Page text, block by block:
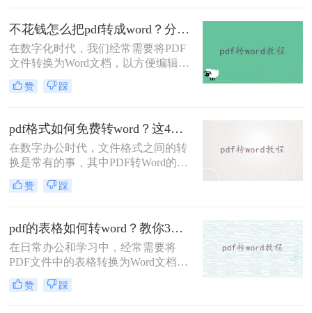
松实现PDF到Word的转换。
不花钱怎么把pdf转成word？分享这4种方法！
在数字化时代，我们经常需要将PDF
文件转换为Word文档，以方便编辑或
进一步处理。虽然市面上存在许多付
费软件能够高效完成这一任务，但也
标。那么不花钱怎么把pdf转成word
呢？本文将介绍几种无需花费任何费
用就能将PDF转换为Word文档的有效
途径。
赞 踩
pdf格式如何免费转word？这4种转换方法快来了解下！
在数字办公时代，文件格式之间的转
换是常有的事，其中PDF转Word的需
求尤为常见。无论是为了编辑文档内
容，还是为了兼容不同的软件环境，
实用的技能。那么pdf格式如何免费转
word呢？本文将详细阐述几种无需花
费任何费用即可实现PDF到Word转换
的方法，帮助你轻松应对工作中的各
种文件处理需求。
赞 踩
pdf的表格如何转word？教你3种值得收藏的转换方法!
在日常办公和学习中，经常需要将
PDF文件中的表格转换为Word文档以
便进行编辑和修改。虽然PDF格式以
其稳定性和不可编辑性著称，但通过
赞 踩